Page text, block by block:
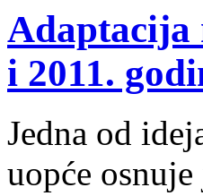
Adaptacija
i 2011.
Jedna od
uopće